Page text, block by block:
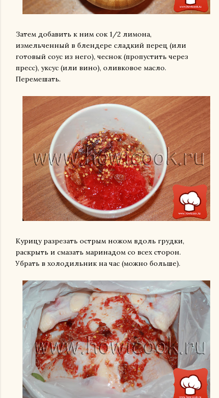
Затем добавить к ним сок 1/2 лимона,
измельченный в блендере сладкий перец (или
готовый соус из него), чеснок (пропустить через
пресс), уксус (или вино), оливковое масло.
Перемешать.
Курицу разрезать острым ножом вдоль грудки,
раскрыть и смазать маринадом со всех сторон.
Убрать в холодильник на час (можно больше).